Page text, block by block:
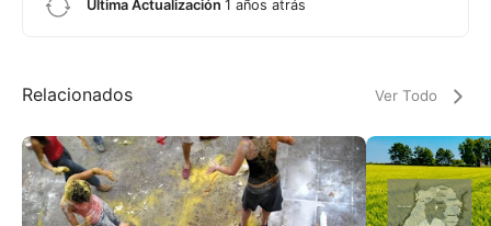
Última Actualización 1 años atrás
Relacionados Ver Todo